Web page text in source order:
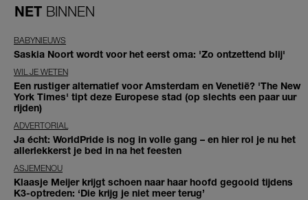
NET BINNEN
BABYNIEUWS
Saskia Noort wordt voor het eerst oma: 'Zo ontzettend blij'
WIL JE WETEN
Een rustiger alternatief voor Amsterdam en Venetië? 'The New
York Times' tipt deze Europese stad (op slechts een paar uur
rijden)
ADVERTORIAL
Ja écht: WorldPride is nog in volle gang – en hier rol je nu het
allerlekkerst je bed in na het feesten
ASJEMENOU
Klaasje Meijer krijgt schoen naar haar hoofd gegooid tijdens
K3-optreden: ‘Die krijg je niet meer terug’